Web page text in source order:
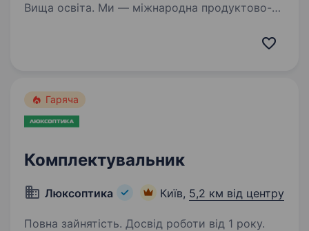
Вища освіта. Ми — міжнародна продуктово-
обслуговує інтрнет — магазини брендового
Запрошуємо в команду активних…
Гаряча
Комплектувальник
Люксоптика Київ, 5,2 км від центру
Повна зайнятість. Досвід роботи від 1 року.